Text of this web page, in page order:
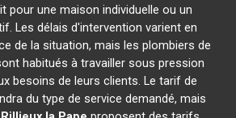
pour une maison individuelle ou un
Les délais d'intervention varient en
de la situation, mais les plombiers de
habitués à travailler sous pression
besoins de leurs clients. Le tarif de
du type de service demandé, mais